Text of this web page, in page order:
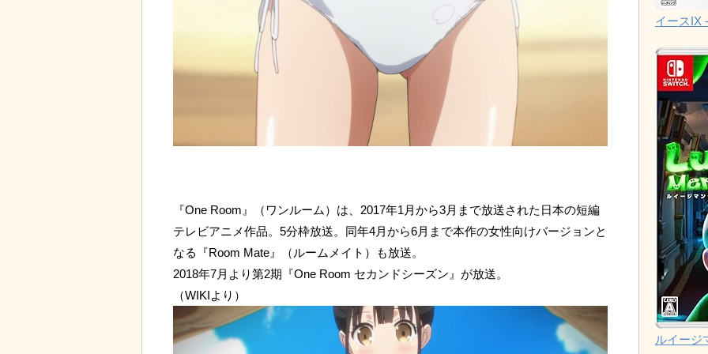
『One Room』（ワンルーム）は、2017年1月から3月まで放送された日本の短編
テレビアニメ作品。5分枠放送。同年4月から6月まで本作の女性向けバージョンと
なる『Room Mate』（ルームメイト）も放送。
2018年7月より第2期『One Room セカンドシーズン』が放送。
（WIKIより）
イースIX
ルイージ